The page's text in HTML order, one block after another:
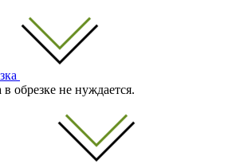
обрезке не нуждается.